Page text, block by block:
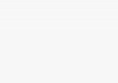
Angel fähig?
Staatsministerium